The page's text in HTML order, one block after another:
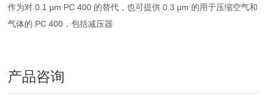
作为对 0.1 µm PC 400 的替代，也可提供 0.3 µm 的用于压缩空气和
气体的 PC 400，包括减压器
产品咨询